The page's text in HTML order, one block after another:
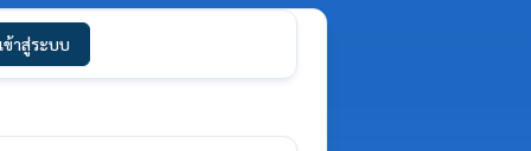
เข้าสู่ระบบ